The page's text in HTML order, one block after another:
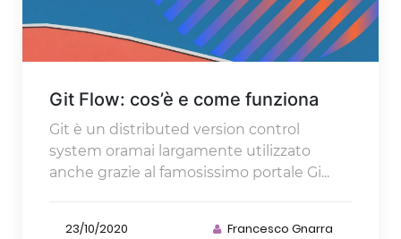
Git Flow: cos’è e come funziona
Git è un distributed version control
system oramai largamente utilizzato
anche grazie al famosissimo portale Gi...
23/10/2020 Francesco Gnarra